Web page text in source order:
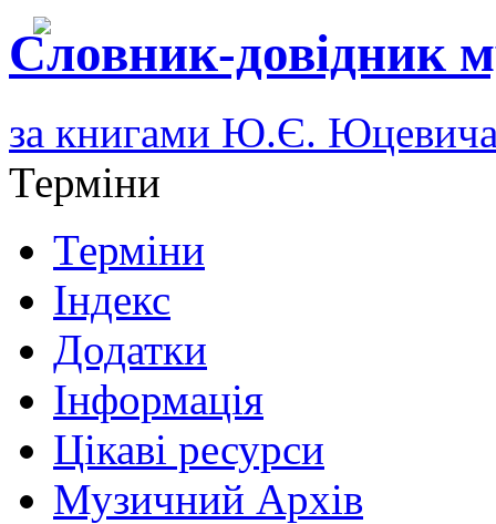
Словник-довідник
за книгами Ю.Є.
Терміни
Терміни
Індекс
Додатки
Інформація
Цікаві ресурси
Музичний Архів